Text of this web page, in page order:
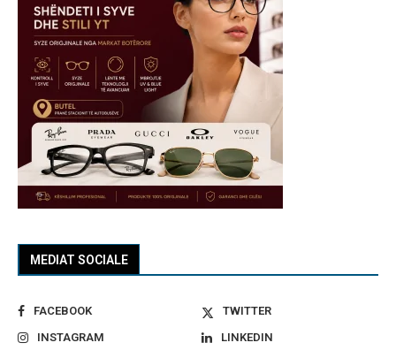
MEDIAT SOCIALE
FACEBOOK
TWITTER
INSTAGRAM
LINKEDIN